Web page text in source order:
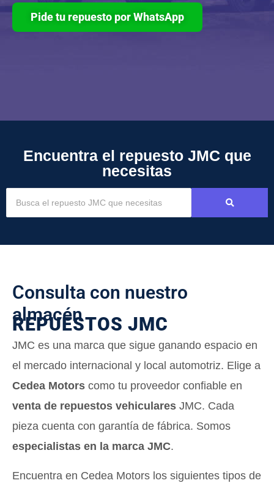
Pide tu repuesto por WhatsApp
Encuentra el repuesto JMC que
necesitas
Consulta con nuestro
almacén
REPUESTOS JMC
JMC es una marca que sigue ganando espacio en
el mercado internacional y local automotriz. Elige a
Cedea Motors como tu proveedor confiable en
venta de repuestos vehiculares JMC. Cada
pieza cuenta con garantía de fábrica. Somos
especialistas en la marca JMC.
Encuentra en Cedea Motors los siguientes tipos de